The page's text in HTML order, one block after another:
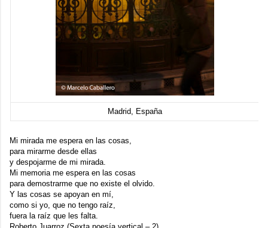
Madrid, España
Mi mirada me espera en las cosas,
para mirarme desde ellas
y despojarme de mi mirada.
Mi memoria me espera en las cosas
para demostrarme que no existe el olvido.
Y las cosas se apoyan en mí,
como si yo, que no tengo raíz,
fuera la raíz que les falta.